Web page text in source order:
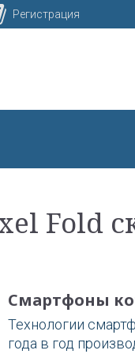
Fold
Смартфоны
Технологии
года в год
Регистрация